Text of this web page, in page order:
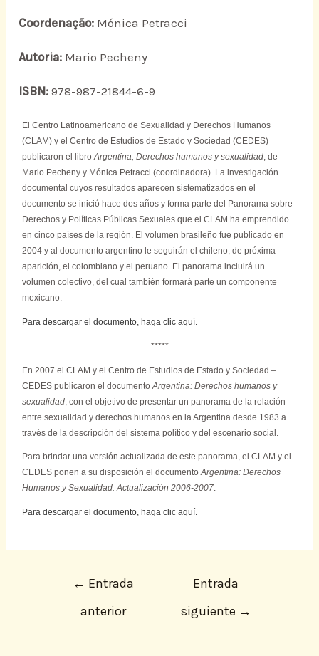
Coordenação: Mónica Petracci
Autoria: Mario Pecheny
ISBN: 978-987-21844-6-9
El Centro Latinoamericano de Sexualidad y Derechos Humanos
(CLAM) y el Centro de Estudios de Estado y Sociedad (CEDES)
publicaron el libroArgentina, Derechos humanos y sexualidad, de
Mario Pecheny y Mónica Petracci (coordinadora). La investigación
documental cuyos resultados aparecen sistematizados en el
documento se inició hace dos años y forma parte del Panorama sobre
Derechos y Políticas Públicas Sexuales que el CLAM ha emprendido
en cinco países de la región. El volumen brasileño fue publicado en
2004 y al documento argentino le seguirán el chileno, de próxima
aparición, el colombiano y el peruano. El panorama incluirá un
volumen colectivo, del cual también formará parte un componente
mexicano.
Para descargar el documento, haga clic aquí.
*****
En 2007 el CLAM y el Centro de Estudios de Estado y Sociedad –
CEDES publicaron el documentoArgentina: Derechos humanos y
sexualidad , con el objetivo de presentar un panorama de la relación
entre sexualidad y derechos humanos en la Argentina desde 1983 a
través de la descripción del sistema político y del escenario social.
Para brindar una versión actualizada de este panorama, el CLAM y el
CEDES ponen a su disposición el documentoArgentina: Derechos
Humanos y Sexualidad. Actualización 2006-2007.
Para descargar el documento, haga clic aquí.
← Entrada
anterior
Entrada
siguiente →